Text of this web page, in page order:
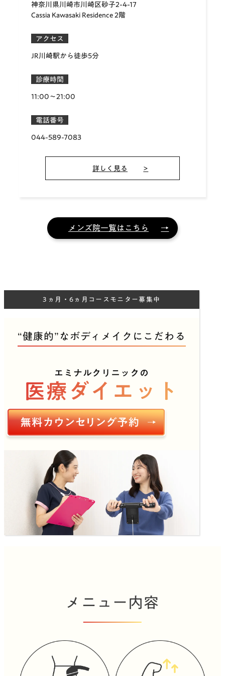
神奈川県川崎市川崎区砂子2-4-17
Cassia Kawasaki Residence 2階
アクセス
JR川崎駅から徒歩5分
診療時間
11:00〜21:00
電話番号
044-589-7083
詳しく見る
メンズ院一覧はこちら
3ヵ月・6ヵ月コースモニター募集中
“健康的”なボディメイクにこだわる
エミナルクリニックの
医療ダイエット
メニュー内容